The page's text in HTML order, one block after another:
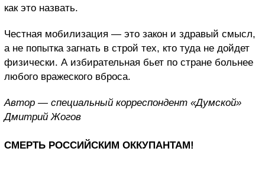
как это назвать.
Честная мобилизация — это закон и здравый смысл,
а не попытка загнать в строй тех, кто туда не дойдет
физически. А избирательная бьет по стране больнее
любого вражеского вброса.
Автор — специальный корреспондент «Думской»
Дмитрий Жогов
СМЕРТЬ РОССИЙСКИМ ОККУПАНТАМ!